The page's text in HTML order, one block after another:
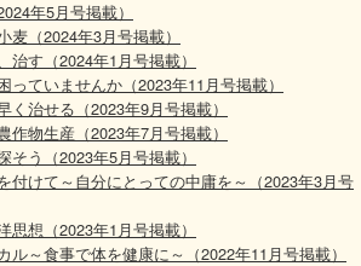
年5月号掲載）
（2024年3月号掲載）
す（2024年1月号掲載）
ていませんか（2023年11月号掲載）
治せる（2023年9月号掲載）
物生産（2023年7月号掲載）
う（2023年5月号掲載）
付けて～自分にとっての中庸を～（2023年3月号
想（2023年1月号掲載）
～食事で体を健康に～（2022年11月号掲載）